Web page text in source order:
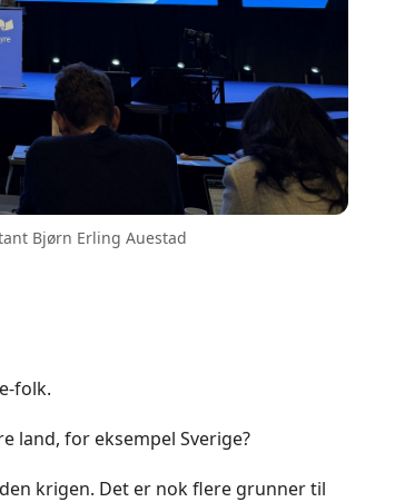
Bjørn Erling Auestad
folk.
land, for eksempel Sverige?
krigen. Det er nok flere grunner til